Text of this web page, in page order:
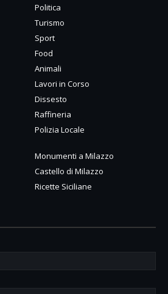
Politica
Turismo
Sport
Food
Animali
Lavori in Corso
Dissesto
Raffineria
Polizia Locale
Monumenti a Milazzo
Castello di Milazzo
Ricette Siciliane